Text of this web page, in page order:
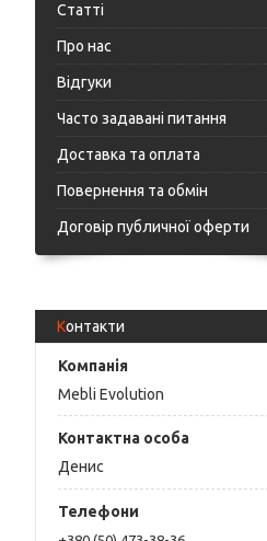
Статті
Про нас
Відгуки
Часто задавані питання
Доставка та оплата
Повернення та обмін
Договір публичної оферти
Контакти
Mebli Evolution
Денис